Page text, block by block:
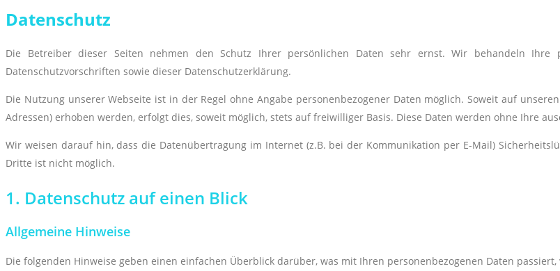
Datenschutz
Die Betreiber dieser Seiten nehmen den Schutz Ihrer persönlichen Daten sehr ernst. Wir behandeln Ihre
Datenschutzvorschriften sowie dieser Datenschutzerklärung.
Die Nutzung unserer Webseite ist in der Regel ohne Angabe personenbezogener Daten möglich. Soweit auf
Adressen) erhoben werden, erfolgt dies, soweit möglich, stets auf freiwilliger Basis. Diese Daten werden ohne Ihre
Wir weisen darauf hin, dass die Datenübertragung im Internet (z.B. bei der Kommunikation per E-Mail)
Dritte ist nicht möglich.
1. Datenschutz auf einen Blick
Allgemeine Hinweise
Die folgenden Hinweise geben einen einfachen Überblick darüber, was mit Ihren personenbezogenen Daten